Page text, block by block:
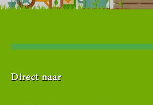
Direct naar